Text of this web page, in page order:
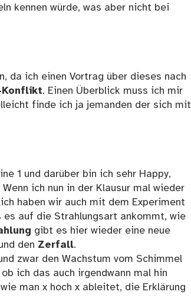
kennen würde, was aber nicht bei
da ich einen Vortrag über dieses nach
Konflikt. Einen Überblick muss ich mir
finde ich ja jemanden der sich mit
1 und darüber bin ich sehr Happy,
ich nun in der Klausur mal wieder
haben wir auch mit dem Experiment
es auf die Strahlungsart ankommt, wie
gibt es hier wieder eine neue
den Zerfall.
zwar den Wachstum vom Schimmel
ich das auch irgendwann mal hin
man x hoch x ableitet, die Erklärung